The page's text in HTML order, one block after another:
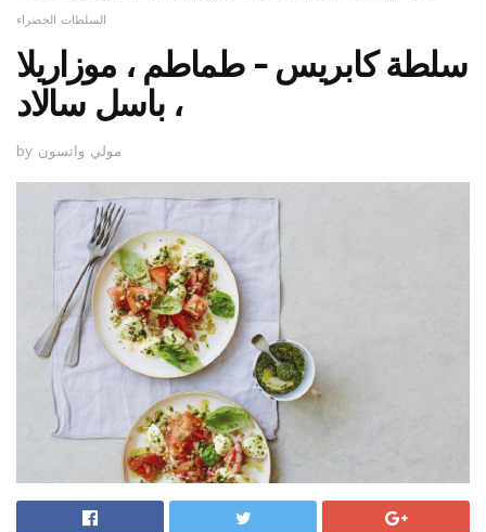
السلطات الخضراء
سلطة كابريس - طماطم ، موزاريلا
، باسل سالاد
by مولي واتسون